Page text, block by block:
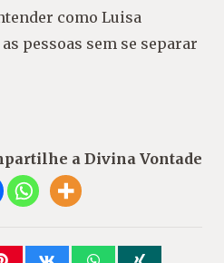
como Luisa
pessoas sem se separar
a Divina Vontade